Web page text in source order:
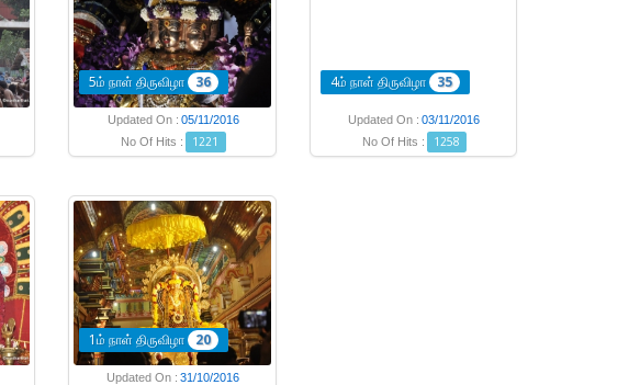
5ம் நாள் திருவிழா 36
Updated On : 05/11/2016
No Of Hits :
1221
4ம் நாள் திருவிழா 35
Updated On : 03/11/2016
No Of Hits :
1258
1ம் நாள் திருவிழா 20
Updated On : 31/10/2016